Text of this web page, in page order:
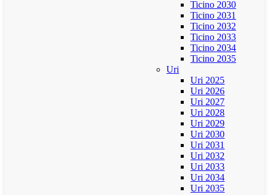
Ticino 2030
Ticino 2031
Ticino 2032
Ticino 2033
Ticino 2034
Ticino 2035
Uri
Uri 2025
Uri 2026
Uri 2027
Uri 2028
Uri 2029
Uri 2030
Uri 2031
Uri 2032
Uri 2033
Uri 2034
Uri 2035